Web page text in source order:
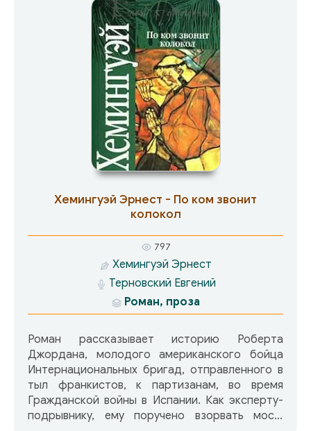
Хемингуэй Эрнест - По ком звонит
колокол
797
Хемингуэй Эрнест
Терновский Евгений
Роман, проза
Роман рассказывает историю Роберта
Джордана, молодого американского бойца
Интернациональных бригад, отправленного в
тыл франкистов, к партизанам, во время
Гражданской войны в Испании. Как эксперту-
подрывнику, ему поручено взорвать мост,